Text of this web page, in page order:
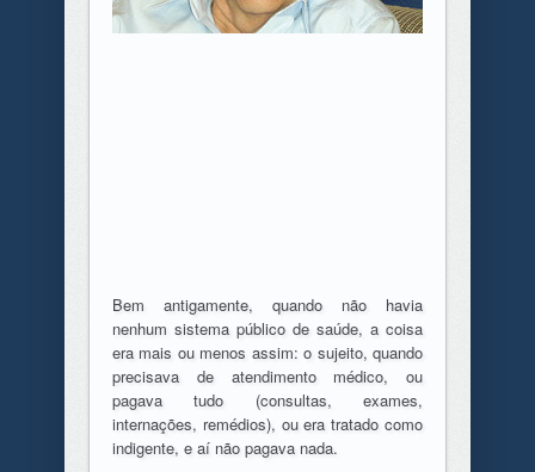
Bem antigamente, quando não havia
nenhum sistema público de saúde, a coisa
era mais ou menos assim: o sujeito, quando
precisava de atendimento médico, ou
pagava tudo (consultas, exames,
internações, remédios), ou era tratado como
indigente, e aí não pagava nada.